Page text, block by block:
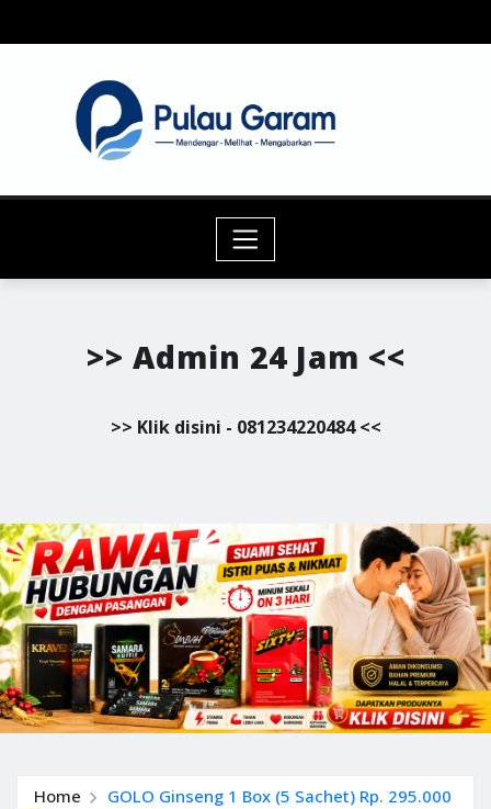
to
>> Admin 24 Jam <<
>> Klik disini - 081234220484 <<
Home GOLO Ginseng 1 Box (5 Sachet) Rp. 295.000